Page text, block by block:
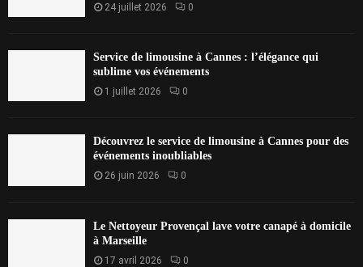
24 juillet 2026 0
Service de limousine à Cannes : l’élégance qui
sublime vos événements
1 juillet 2026 0
Découvrez le service de limousine à Cannes pour des
événements inoubliables
26 juin 2026 0
Le Nettoyeur Provençal lave votre canapé à domicile
à Marseille
17 avril 2026 0